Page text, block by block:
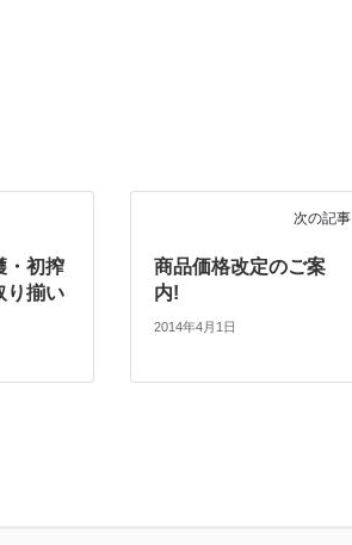
・初搾
揃い
次の記事
商品価格改定のご案
内!
2014年4月1日